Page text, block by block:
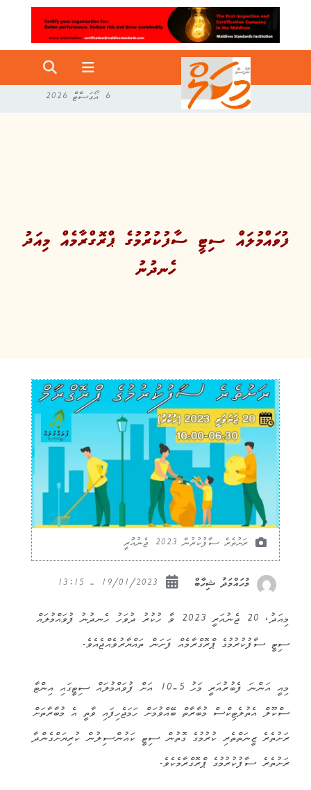
6 އޯގަސްޓް 2026
ފުވައްމުލައް ސިޓީ ސާފުކުރުމުގެ ޕްރޮގްރާމެއް މިއަދު
ހެނދުނު
ރަށުތެރެ ސާފުކުރުން 2023 ޖެނުއުަރީ
މުހައްމަދު ޝިހާބް
މިއަދު، 20 ޖެނުއަރީ 2023 ވާ ހުކުރު ދުވަހު ހެނދުނު ފުވައްމުލައް
ސިޓީ ސާފުކުރުމުގެ ޕްރޮގްރާމެއް ފަށަން ތައްޔާރުވެއްޖެއެވެ.
މިއީ އަންނަ ފެބުރުއަރީ މަހު 5-10 އަށް ފުވައްމުލައް ސިޓީގައި އިންޓާ
ސްކޫލް އެތުލެޓިކްސް މުބާރާތް ބޭއްވުމަށް ހަމަޖެހިފައި ވާތީ އެ މުބާރާތަށް
ރަށުތެރެ ޒީނަތްތެރި ކުރުމުގެ ގޮތުން ސިޓީ ކައުންސިލުން ކުރިޔަށްގެންދާ
ރަށުތެރެ ސާފުކުރުމުގެ ޕްރޮގްރާމެކެވެ.